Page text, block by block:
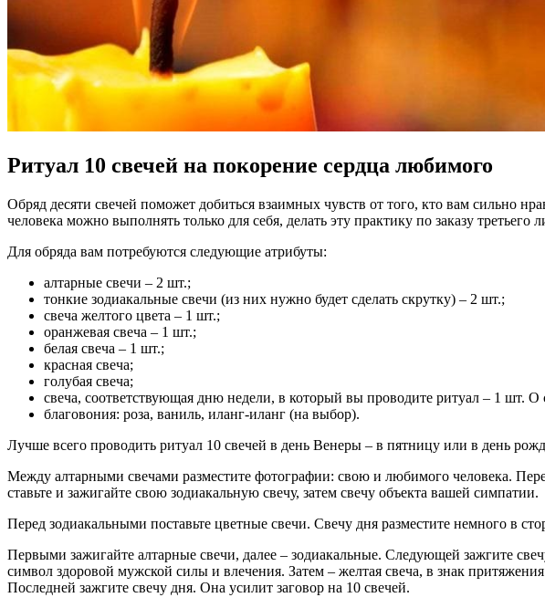
Ритуал 10 свечей на покорение сердца любимого
Обряд десяти свечей поможет добиться взаимных чувств от того, кто вам сильно
человека можно выполнять только для себя, делать эту практику по заказу третьего
Для обряда вам потребуются следующие атрибуты:
алтарные свечи – 2 шт.;
тонкие зодиакальные свечи (из них нужно будет сделать скрутку) – 2 шт.;
свеча желтого цвета – 1 шт.;
оранжевая свеча – 1 шт.;
белая свеча – 1 шт.;
красная свеча;
голубая свеча;
свеча, соответствующая дню недели, в который вы проводите ритуал – 1 шт. О
благовония: роза, ваниль, иланг-иланг (на выбор).
Лучше всего проводить ритуал 10 свечей в день Венеры – в пятницу или в день
Между алтарными свечами разместите фотографии: свою и любимого человека.
ставьте и зажигайте свою зодиакальную свечу, затем свечу объекта вашей симпатии.
Перед зодиакальными поставьте цветные свечи. Свечу дня разместите немного в
Первыми зажигайте алтарные свечи, далее – зодиакальные. Следующей зажгите
символ здоровой мужской силы и влечения. Затем – желтая свеча, в знак
Последней зажгите свечу дня. Она усилит заговор на 10 свечей.